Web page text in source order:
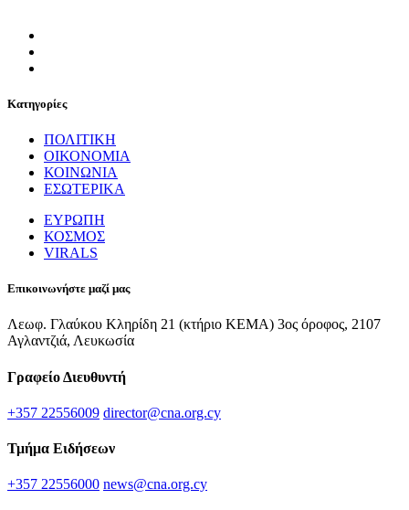
Κατηγορίες
ΠΟΛΙΤΙΚΗ
ΟΙΚΟΝΟΜΙΑ
ΚΟΙΝΩΝΙΑ
ΕΣΩΤΕΡΙΚΑ
ΕΥΡΩΠΗ
ΚΟΣΜΟΣ
VIRALS
Επικοινωνήστε μαζί μας
Λεωφ. Γλαύκου Κληρίδη 21 (κτήριο ΚΕΜΑ) 3ος όροφος, 2107
Αγλαντζιά, Λευκωσία
Γραφείο Διευθυντή
+357 22556009 director@cna.org.cy
Τμήμα Ειδήσεων
+357 22556000 news@cna.org.cy